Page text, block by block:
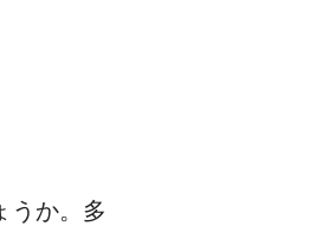
うか。多